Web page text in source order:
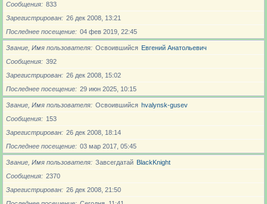
Сообщения
833
Зарегистрирован
26 дек 2008, 13:21
Последнее посещение
04 фев 2019, 22:45
Звание, Имя пользователя Освоившийся Евгений Анатольевич
Сообщения
392
Зарегистрирован
26 дек 2008, 15:02
Последнее посещение
29 июн 2025, 10:15
Звание, Имя пользователя Освоившийся hvalynsk-gusev
Сообщения
153
Зарегистрирован
26 дек 2008, 18:14
Последнее посещение
03 мар 2017, 05:45
Звание, Имя пользователя Завсегдатай BlackKnight
Сообщения
2370
Зарегистрирован
26 дек 2008, 21:50